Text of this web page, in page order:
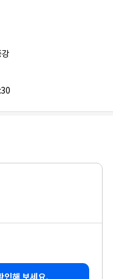
인해 보세요.